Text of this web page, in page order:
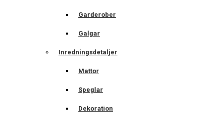
Garderober
Galgar
Inredningsdetaljer
Mattor
Speglar
Dekoration